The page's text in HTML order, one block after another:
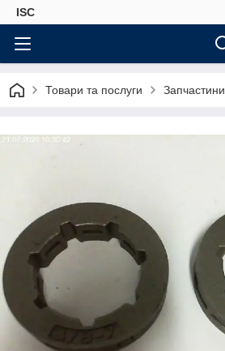
ISC
Товари та послуги Запчастини